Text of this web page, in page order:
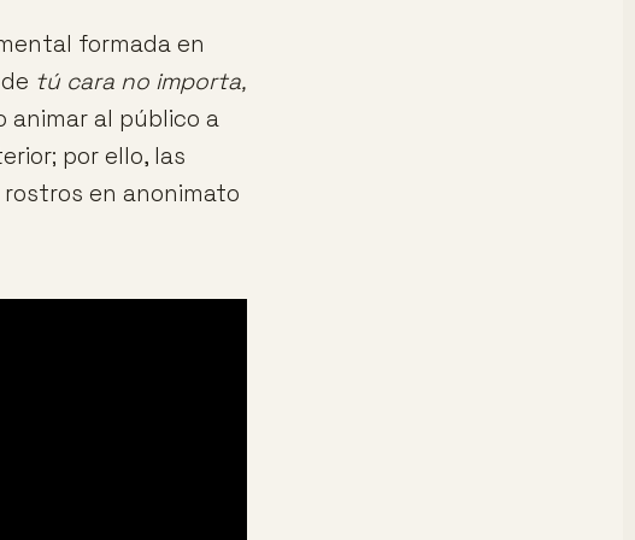
formada en
tú cara no importa,
animar al público a
por ello, las
en anonimato